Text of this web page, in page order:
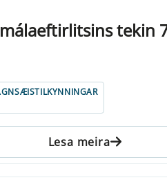
tekin
Lesa meira